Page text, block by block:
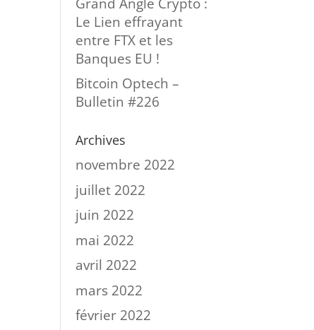
Le Lien effrayant
entre FTX et les
Banques EU !
Bitcoin Optech –
Bulletin #226
Archives
novembre 2022
juillet 2022
juin 2022
mai 2022
avril 2022
mars 2022
février 2022